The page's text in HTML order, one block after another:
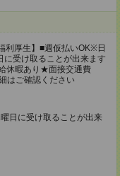
利厚生】■週仮払いOK※日
受け取ることが出来ます
休暇あり★面接交通費
はご確認ください
日に受け取ることが出来